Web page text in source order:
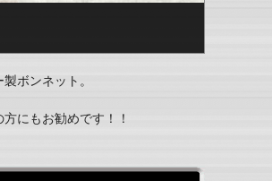
ボンネット。
にもお勧めです！！